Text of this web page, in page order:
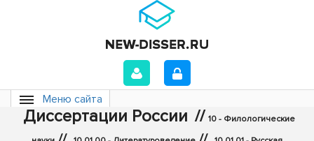
Меню сайта
Диссертации России // 10 - Филологические